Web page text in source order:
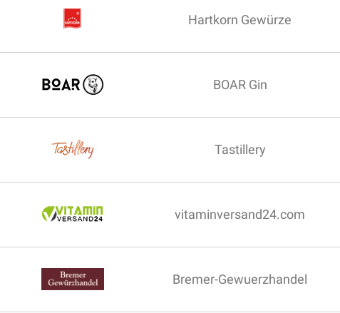
Hartkorn Gewürze
BOAR Gin
Tastillery
vitaminversand24.com
Bremer-Gewuerzhandel